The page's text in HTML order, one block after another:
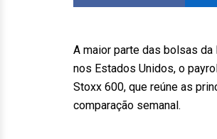
A maior parte das bolsas
nos Estados Unidos, o
Stoxx 600, que reúne as
comparação semanal.